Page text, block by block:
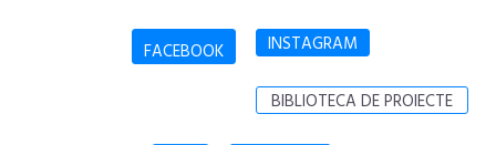
FACEBOOK INSTAGRAM
BIBLIOTECA DE PROIECTE